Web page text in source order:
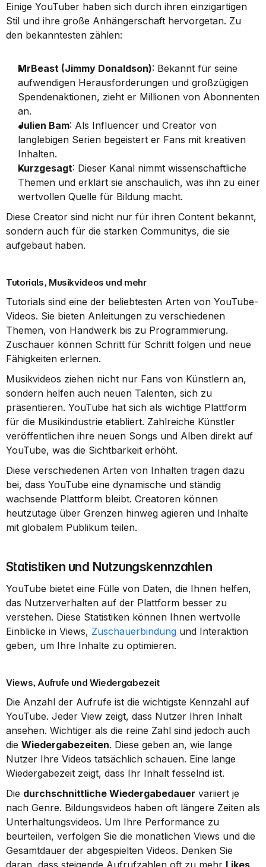
Einige YouTuber haben sich durch ihren einzigartigen
Stil und ihre große Anhängerschaft hervorgetan. Zu
den bekanntesten zählen:
MrBeast (Jimmy Donaldson): Bekannt für seine
aufwendigen Herausforderungen und großzügigen
Spendenaktionen, zieht er Millionen von Abonnenten
an.
Julien Bam: Als Influencer und Creator von
langlebigen Serien begeistert er Fans mit kreativen
Inhalten.
Kurzgesagt: Dieser Kanal nimmt wissenschaftliche
Themen und erklärt sie anschaulich, was ihn zu einer
wertvollen Quelle für Bildung macht.
Diese Creator sind nicht nur für ihren Content bekannt,
sondern auch für die starken Communitys, die sie
aufgebaut haben.
Tutorials, Musikvideos und mehr
Tutorials sind eine der beliebtesten Arten von YouTube-
Videos. Sie bieten Anleitungen zu verschiedenen
Themen, von Handwerk bis zu Programmierung.
Zuschauer können Schritt für Schritt folgen und neue
Fähigkeiten erlernen.
Musikvideos ziehen nicht nur Fans von Künstlern an,
sondern helfen auch neuen Talenten, sich zu
präsentieren. YouTube hat sich als wichtige Plattform
für die Musikindustrie etabliert. Zahlreiche Künstler
veröffentlichen ihre neuen Songs und Alben direkt auf
YouTube, was die Sichtbarkeit erhöht.
Diese verschiedenen Arten von Inhalten tragen dazu
bei, dass YouTube eine dynamische und ständig
wachsende Plattform bleibt. Creatoren können
heutzutage über Grenzen hinweg agieren und Inhalte
mit globalem Publikum teilen.
Statistiken und Nutzungskennzahlen
YouTube bietet eine Fülle von Daten, die Ihnen helfen,
das Nutzerverhalten auf der Plattform besser zu
verstehen. Diese Statistiken können Ihnen wertvolle
Einblicke in Views, Zuschauerbindung und Interaktion
geben, um Ihre Inhalte zu optimieren.
Views, Aufrufe und Wiedergabezeit
Die Anzahl der Aufrufe ist die wichtigste Kennzahl auf
YouTube. Jeder View zeigt, dass Nutzer Ihren Inhalt
ansehen. Wichtiger als die reine Zahl sind jedoch auch
die Wiedergabezeiten. Diese geben an, wie lange
Nutzer Ihre Videos tatsächlich schauen. Eine lange
Wiedergabezeit zeigt, dass Ihr Inhalt fesselnd ist.
Die durchschnittliche Wiedergabedauer variiert je
nach Genre. Bildungsvideos haben oft längere Zeiten als
Unterhaltungsvideos. Um Ihre Performance zu
beurteilen, verfolgen Sie die monatlichen Views und die
Gesamtdauer der abgespielten Videos. Denken Sie
daran, dass steigende Aufrufzahlen oft zu mehr Likes